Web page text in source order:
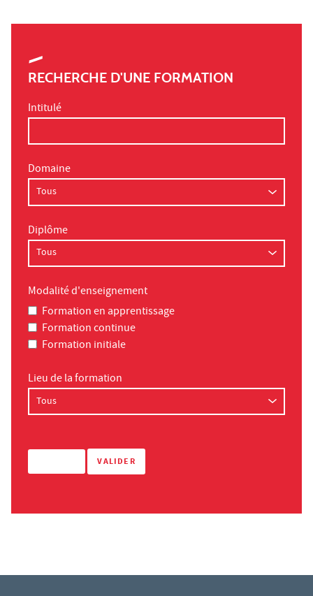
RECHERCHE D'UNE FORMATION
Intitulé
Domaine
Diplôme
Modalité d'enseignement
Formation en apprentissage
Formation continue
Formation initiale
Lieu de la formation